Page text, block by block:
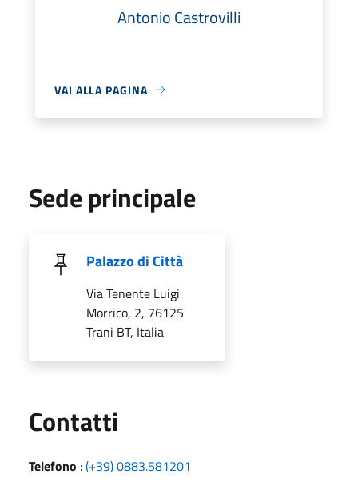
Antonio Castrovilli
VAI ALLA PAGINA
Sede principale
Palazzo di Città
Via Tenente Luigi
Morrico, 2, 76125
Trani BT, Italia
Contatti
Telefono :(+39) 0883.581201